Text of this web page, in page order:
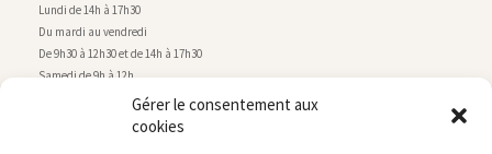
Gérer le consentement aux
cookies
Lundi de 14h à 17h30
Du mardi au vendredi
De 9h30 à 12h30 et de 14h à 17h30
Samedi de 9h à 12h
Service technique